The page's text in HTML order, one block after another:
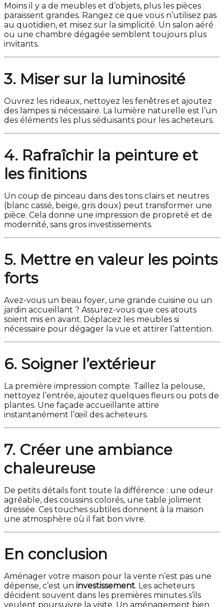
Moins il y a de meubles et d’objets, plus les pièces
paraissent grandes. Rangez ce que vous n’utilisez pas
au quotidien, et misez sur la simplicité. Un salon aéré
ou une chambre dégagée semblent toujours plus
invitants.
3. Miser sur la luminosité
Ouvrez les rideaux, nettoyez les fenêtres et ajoutez
des lampes si nécessaire. La lumière naturelle est l’un
des éléments les plus séduisants pour les acheteurs.
4. Rafraîchir la peinture et
les finitions
Un coup de pinceau dans des tons clairs et neutres
(blanc cassé, beige, gris doux) peut transformer une
pièce. Cela donne une impression de propreté et de
modernité, sans gros investissements.
5. Mettre en valeur les points
forts
Avez-vous un beau foyer, une grande cuisine ou un
jardin accueillant ? Assurez-vous que ces atouts
soient mis en avant. Déplacez les meubles si
nécessaire pour dégager la vue et attirer l’attention.
6. Soigner l’extérieur
La première impression compte. Taillez la pelouse,
nettoyez l’entrée, ajoutez quelques fleurs ou pots de
plantes. Une façade accueillante attire
instantanément l’œil des acheteurs.
7. Créer une ambiance
chaleureuse
De petits détails font toute la différence : une odeur
agréable, des coussins colorés, une table joliment
dressée. Ces touches subtiles donnent à la maison
une atmosphère où il fait bon vivre.
En conclusion
Aménager votre maison pour la vente n’est pas une
dépense, c’est un investissement. Les acheteurs
décident souvent dans les premières minutes s’ils
veulent poursuivre la visite. Un aménagement bien